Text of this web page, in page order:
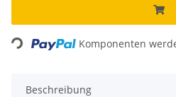
Loading... Komponenten
Beschreibung